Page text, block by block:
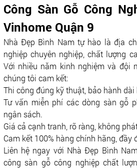
Công Sàn Gỗ Công
Vinhome Quận 9
Nhà Đẹp Bình Nam tự hào là địa
nghiệp chuyên nghiệp, chất lượng
Với nhiều năm kinh nghiệm và đội
chúng tôi cam kết:
Thi công đúng kỹ thuật, bảo hành dài
Tư vấn miễn phí các dòng sàn gỗ
ngân sách.
Giá cả cạnh tranh, rõ ràng, không
Cam kết 100% hàng chính hãng, đầy
Liên hệ ngay với Nhà Đẹp Bình
công sàn gỗ công nghiệp chất